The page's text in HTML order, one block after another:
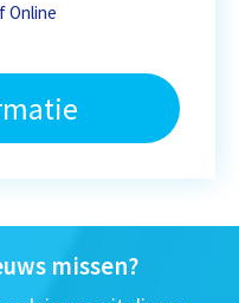
Online
missen?